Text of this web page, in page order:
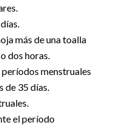
más de una toalla
dos horas.
períodos menstruales
de 35 días.
el período